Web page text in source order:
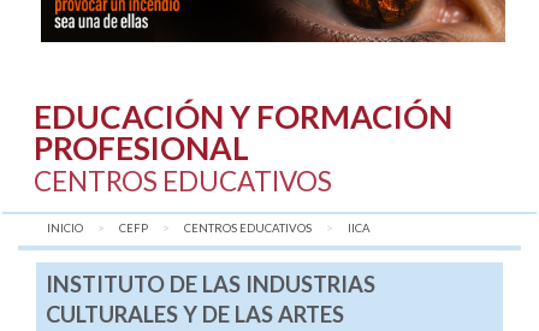
EDUCACIÓN Y FORMACIÓN
PROFESIONAL
CENTROS EDUCATIVOS
INICIO CEFP CENTROS EDUCATIVOS AQUÍ:
IICA
INSTITUTO DE LAS INDUSTRIAS
CULTURALES Y DE LAS ARTES